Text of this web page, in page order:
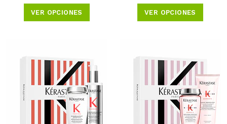
VER OPCIONES VER OPCIONES